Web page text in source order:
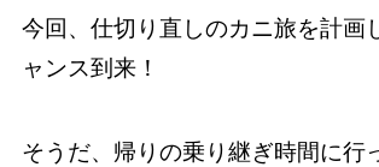
今回、仕切り直しのカニ旅を計画
ャンス到来！
そうだ、帰りの乗り継ぎ時間に行